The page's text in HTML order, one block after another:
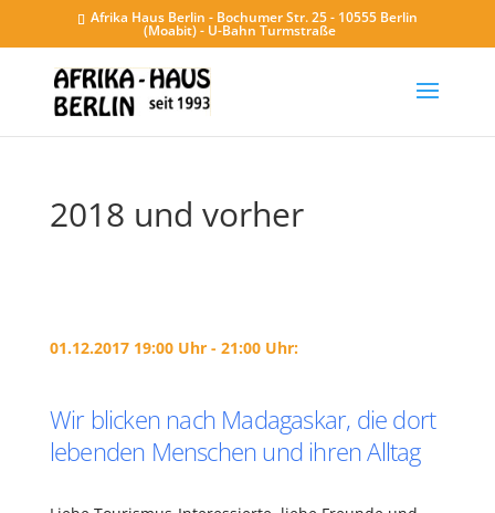
Afrika Haus Berlin - Bochumer Str. 25 - 10555 Berlin
(Moabit) - U-Bahn Turmstraße
2018 und vorher
01.12.2017 19:00 Uhr - 21:00 Uhr:
Wir blicken nach Madagaskar, die dort
lebenden Menschen und ihren Alltag